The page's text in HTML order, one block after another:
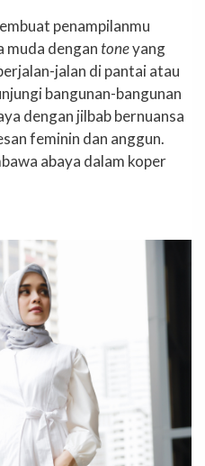
penampilanmu
muda dengan toneyang
jalan di pantai atau
bangunan-bangunan
dengan jilbab bernuansa
feminin dan anggun.
abaya dalam koper